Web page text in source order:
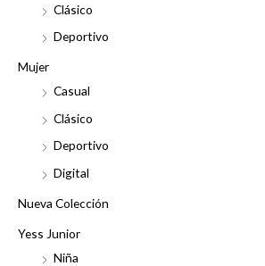
Clásico
Deportivo
Mujer
Casual
Clásico
Deportivo
Digital
Nueva Colección
Yess Junior
Niña